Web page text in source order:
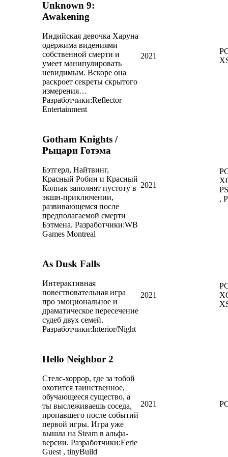
Unknown 9:
Awakening
Индийская девочка Харуна
одержима видениями
собственной смерти и
умеет манипулировать
невидимым. Вскоре она
раскроет секреты скрытого
измерения…
Разработчики:Reflector
Entertainment
2021
Gotham Knights /
Рыцари Готэма
Бэтгерл, Найтвинг,
Красный Робин и Красный
Колпак заполнят пустоту в
экшн-приключении,
развивающемся после
предполагаемой смерти
Бэтмена. Разработчики:WB
Games Montreal
2021
,
As Dusk Falls
Интерактивная
повествовательная игра
про эмоциональное и
драматическое пересечение
судеб двух семей.
Разработчики:Interior/Night
2021
Hello Neighbor 2
Стелс-хоррор, где за тобой
охотится таинственное,
обучающееся существо, а
ты выслеживаешь соседа,
пропавшего после событий
первой игры. Игра уже
вышла на Steam в альфа-
версии. Разработчики:Eerie
Guest , tinyBuild
2021